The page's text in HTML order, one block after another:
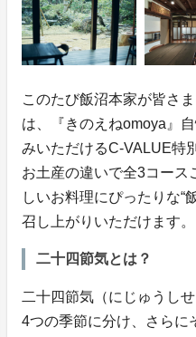
このたび飯沼本家が皆さ
は、『きのえねomoya』
みいただけるC-VALUE特
お土産の違いで全3コース
しいお料理にぴったりな“
召し上がりいただけます。
二十四節気とは？
二十四節気（にじゅうし
4つの季節に分け、さらに